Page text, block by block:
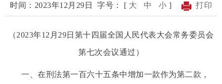
时间：2023年12月29日 字号： [ 大 中 小 ] 打印
（2023年12月29日第十四届全国人民代表大会常务委员会
第七次会议通过）
一、在刑法第一百六十五条中增加一款作为第二款，